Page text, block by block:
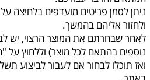
ניתן לסמן פריטים מועדפים בלחיצה
ולחזור אליהם בהמשך.
לאחר שבחרתם את המוצר הרצוי, יש
נוספים בהתאם לכל מוצר) וללחוץ על
ואז תוכלו לבחור אם לעבור לביצוע